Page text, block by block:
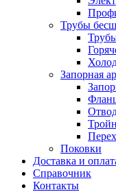
Трубы
Запорная
Поковки
Доставка и
Справочник
Контакты